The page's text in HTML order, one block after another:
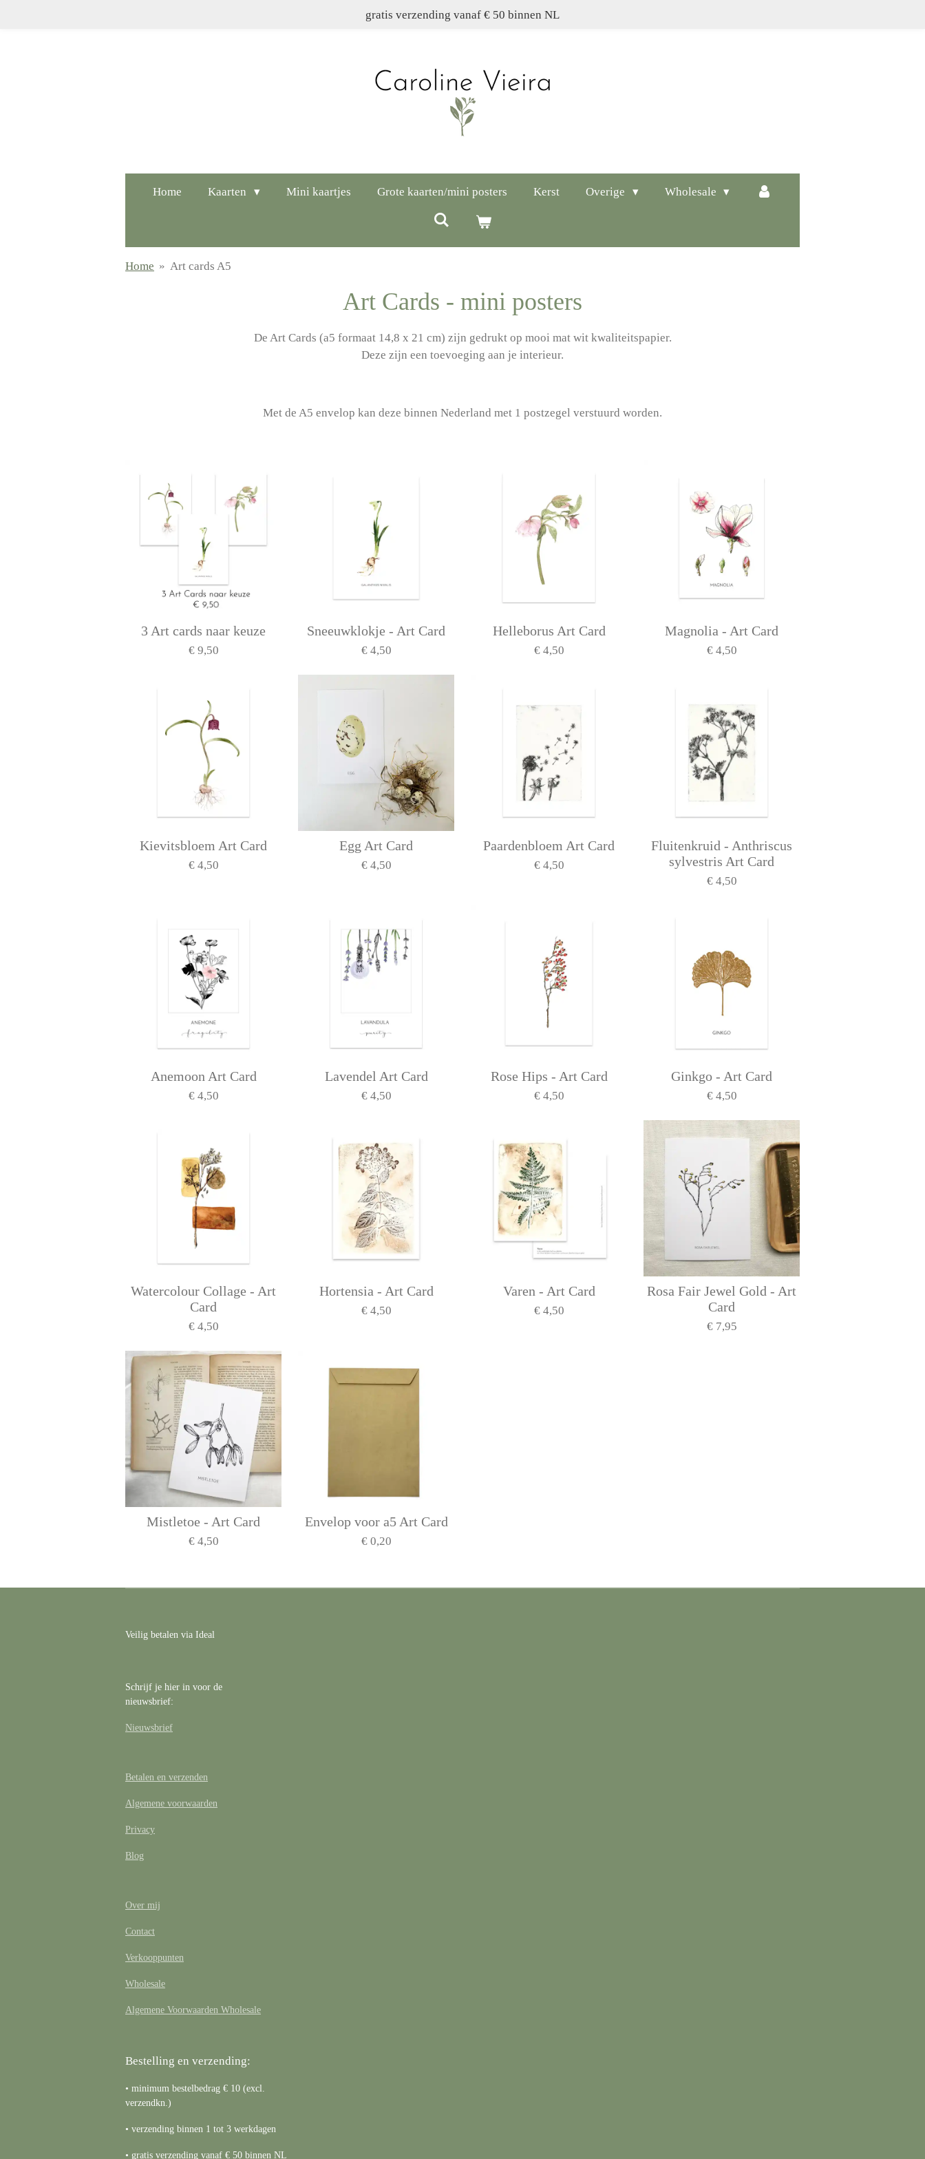
gratis verzending vanaf € 50 binnen NL
Home Kaarten Mini kaartjes Grote kaarten/mini posters Kerst Overige Wholesale
Home » Art cards A5
Art Cards - mini posters
De Art Cards (a5 formaat 14,8 x 21 cm) zijn gedrukt op mooi mat wit kwaliteitspapier.
Deze zijn een toevoeging aan je interieur.
Met de A5 envelop kan deze binnen Nederland met 1 postzegel verstuurd worden.
3 Art cards naar keuze
€ 9,50
Sneeuwklokje - Art Card
€ 4,50
Helleborus Art Card
€ 4,50
Magnolia - Art Card
€ 4,50
Kievitsbloem Art Card
€ 4,50
Egg Art Card
€ 4,50
Paardenbloem Art Card
€ 4,50
Fluitenkruid - Anthriscus
sylvestris Art Card
€ 4,50
Anemoon Art Card
€ 4,50
Lavendel Art Card
€ 4,50
Rose Hips - Art Card
€ 4,50
Ginkgo - Art Card
€ 4,50
Watercolour Collage - Art
Card
€ 4,50
Hortensia - Art Card
€ 4,50
Varen - Art Card
€ 4,50
Rosa Fair Jewel Gold - Art
Card
€ 7,95
Mistletoe - Art Card
€ 4,50
Envelop voor a5 Art Card
€ 0,20
Veilig betalen via Ideal
Schrijf je hier in voor de
nieuwsbrief:
Nieuwsbrief
Betalen en verzenden
Algemene voorwaarden
Privacy
Blog
Over mij
Contact
Verkooppunten
Wholesale
Algemene Voorwaarden Wholesale
Bestelling en verzending:
• minimum bestelbedrag € 10 (excl.
verzendkn.)
• verzending binnen 1 tot 3 werkdagen
• gratis verzending vanaf € 50 binnen NL